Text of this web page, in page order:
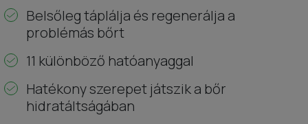
Belsőleg táplálja és regenerálja a
problémás bőrt
11 különböző hatóanyaggal
Hatékony szerepet játszik a bőr
hidratáltságában